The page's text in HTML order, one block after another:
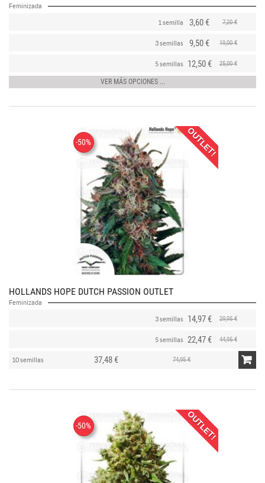
Feminizada
1 semilla 3,60 € 7,20 €
3 semillas 9,50 € 19,00 €
5 semillas 12,50 € 25,00 €
VER MÁS OPCIONES ...
-50% OUTLET!
HOLLANDS HOPE DUTCH PASSION OUTLET
Feminizada
3 semillas 14,97 € 29,95 €
5 semillas 22,47 € 44,95 €
10 semillas 37,48 € 74,95 €
-50% OUTLET!